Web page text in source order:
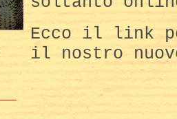
Ecco il link
il nostro